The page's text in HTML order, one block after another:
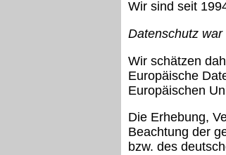
Wir sind seit
Datenschutz
Wir schätzen
Europäische
Europäischen
Die Erhebung,
Beachtung der
bzw. des